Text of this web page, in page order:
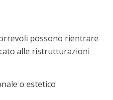
possono rientrare
alle ristrutturazioni
o estetico